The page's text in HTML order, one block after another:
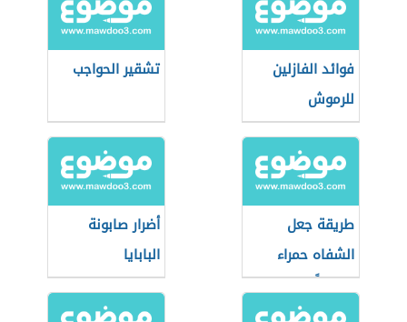
فوائد الفازلين
للرموش
تشقير الحواجب
طريقة جعل
الشفاه حمراء
طبيعياً
أضرار صابونة
البابايا